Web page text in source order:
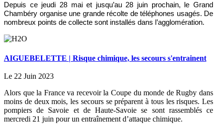
Depuis ce jeudi 28 mai et jusqu’au 28 juin prochain, le Grand
Chambéry organise une grande récolte de téléphones usagés. De
nombreux points de collecte sont installés dans l’agglomération.
AIGUEBELETTE | Risque chimique, les secours s'entrainent
Le 22 Juin 2023
Alors que la France va recevoir la Coupe du monde de Rugby dans
moins de deux mois, les secours se préparent à tous les risques. Les
pompiers de Savoie et de Haute-Savoie se sont rassemblés ce
mercredi 21 juin pour un entraînement d’attaque chimique.